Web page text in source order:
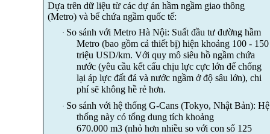
Dựa trên dữ liệu từ các dự án hầm ngầm giao thông
(Metro) và bể chứa ngầm quốc tế:
· So sánh với Metro Hà Nội: Suất đầu tư đường hầm
Metro (bao gồm cả thiết bị) hiện khoảng 100 - 150
triệu USD/km. Với quy mô siêu hồ ngầm chứa
nước (yêu cầu kết cấu chịu lực cực lớn để chống
lại áp lực đất đá và nước ngầm ở độ sâu lớn), chi
phí sẽ không hề rẻ hơn.
· So sánh với hệ thống G-Cans (Tokyo, Nhật Bản): Hệ
thống này có tổng dung tích khoảng
670.000 m3 (nhỏ hơn nhiều so với con số 125